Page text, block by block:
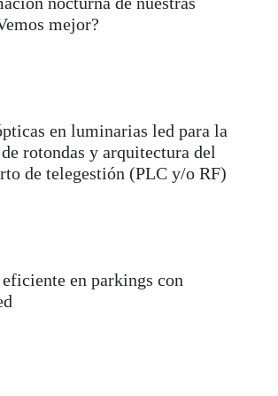
mejor?
en luminarias led para la
rotondas y arquitectura del
de telegestión (PLC y/o RF)
en parkings con